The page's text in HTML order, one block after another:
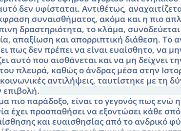
δεν υφίσταται. Αντιθέτως,
συναισθήματος, ακόμα και η πιο
δραστηριότητα, το κλάμα,
απαξίωση και απορριπτική διάθεση. Το
πως δεν πρέπει να είναι ευαίσθητο, να
αυτό που αισθάνεται και να μη δείχνει
πλευρά, καθώς ο άνδρας μέσα στην
κοινωνικές αντιλήψεις, ταυτίστηκε με τη
επιβολή.
πιο παράδοξο, είναι το γεγονός πως ενώ η
έχει προσπαθήσει να εξοντώσει κάθε
και ευαισθησίας από το ανδρικό